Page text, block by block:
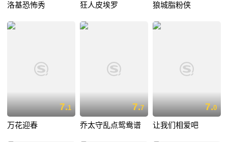
洛基恐怖秀 狂人皮埃罗 狼城脂粉侠
7.1
万花迎春
7.7
乔太守乱点鸳鸯谱
7.0
让我们相爱吧